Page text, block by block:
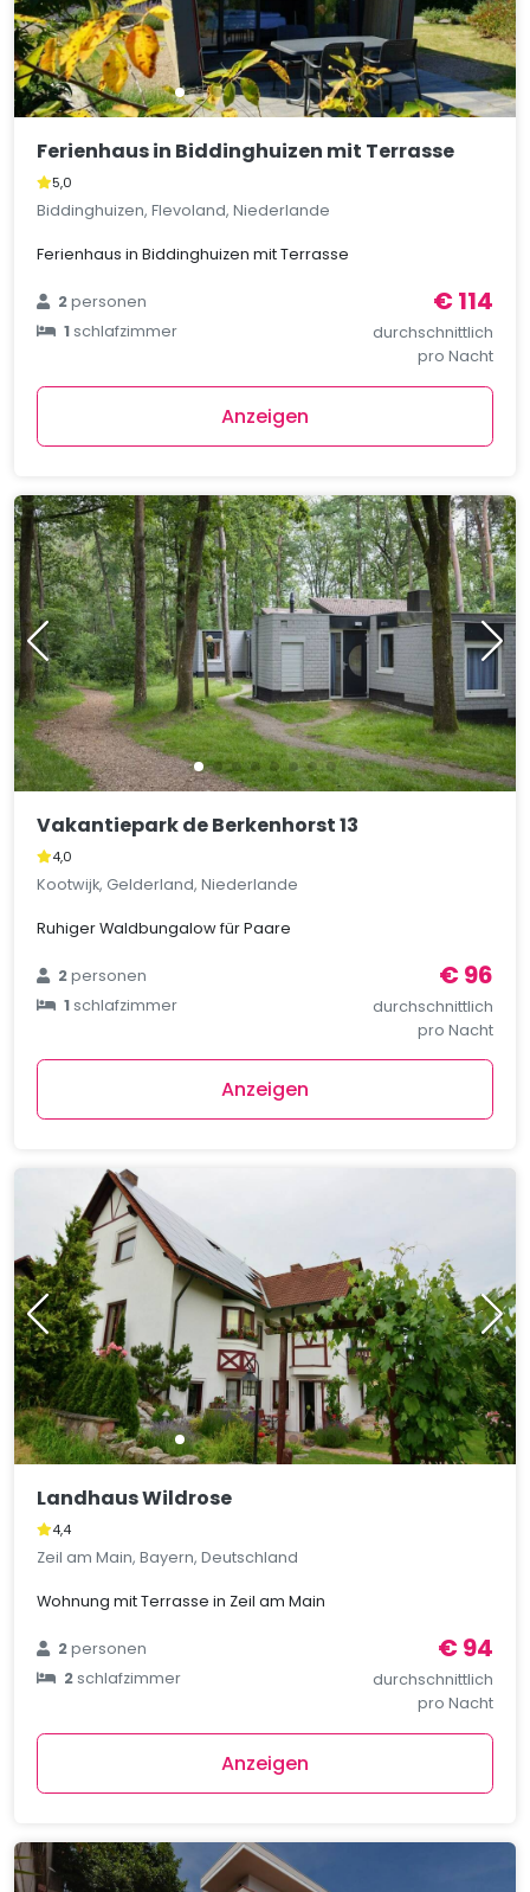
Ferienhaus in Biddinghuizen mit Terrasse
5,0
Biddinghuizen, Flevoland, Niederlande
Ferienhaus in Biddinghuizen mit Terrasse
2personen
1schlafzimmer
€ 114
durchschnittlich
pro Nacht
Anzeigen
Vakantiepark de Berkenhorst 13
4,0
Kootwijk, Gelderland, Niederlande
Ruhiger Waldbungalow für Paare
2personen
1schlafzimmer
€ 96
durchschnittlich
pro Nacht
Anzeigen
Landhaus Wildrose
4,4
Zeil am Main, Bayern, Deutschland
Wohnung mit Terrasse in Zeil am Main
2personen
2schlafzimmer
€ 94
durchschnittlich
pro Nacht
Anzeigen